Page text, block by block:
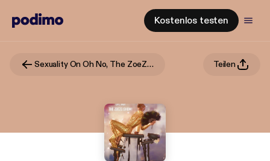
Kostenlos testen
Sexuality On Oh No, The ZoeZo Show! Teilen